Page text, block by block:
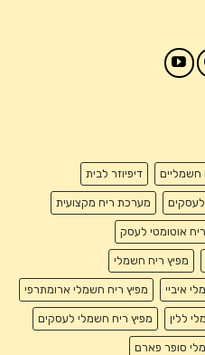
חשמליים דיפיוזר לבית
לעסקים מערכת ריח מקצועית
אוטומטי לעסק
מפיץ ריח חשמלי
איביי מפיץ ריח חשמלי ארומתרפי
ללין מפיץ ריח חשמלי לעסקים
סופר פארם